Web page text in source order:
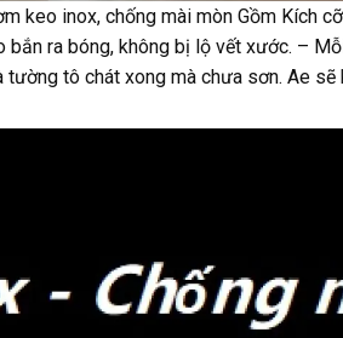
keo inox, chống mài mòn Gồm
ra bóng, không bị lộ vết xước. –
tô chát xong mà chưa sơn. Ae